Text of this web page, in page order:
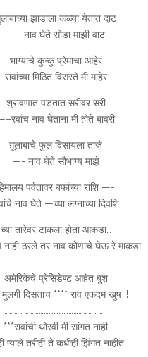
झाडाला कळ्या येतात दाट
—– नाव घेते सोडा माझी वाट
भाग्याचे कुन्कु प्रेमाचा आहेर
रावांच्या मिठित विसरते मी माहेर
श्रावणात पडतात सरीवर सरी
नाव घेताना मी होते बावरी
ग़ूलाबाचे फुल दिसायला ताजे
—- नाव घेते सौभाग्य माझे
पर्वतावर बर्फाच्या राशि —-
नाव घेते —च्या लग्नाच्या दिवशि
च्या तारेवर टाकला होता आकडा…
ठरले तर नाव कोणाचे घेऊ रे माकडा…!
अमेरिकेचे प्रेसिडेण्ट आहेत बुश
दिसताच **** राव एकदम खुष !!
***रावांची थोरवी मी सांगत नाही
प्याले तरीही ते कधीही झिंगत नाहीत !!